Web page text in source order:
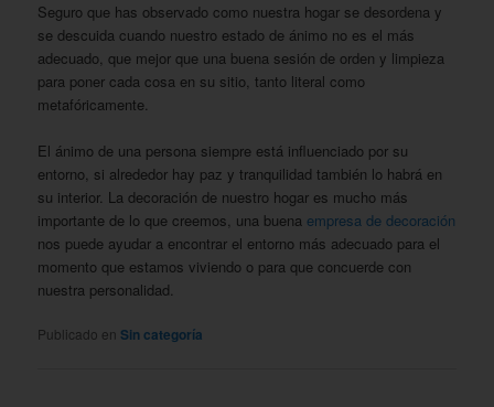
Seguro que has observado como nuestra hogar se desordena y
se descuida cuando nuestro estado de ánimo no es el más
adecuado, que mejor que una buena sesión de orden y limpieza
para poner cada cosa en su sitio, tanto literal como
metafóricamente.
El ánimo de una persona siempre está influenciado por su
entorno, si alrededor hay paz y tranquilidad también lo habrá en
su interior. La decoración de nuestro hogar es mucho más
importante de lo que creemos, una buena empresa de decoración
nos puede ayudar a encontrar el entorno más adecuado para el
momento que estamos viviendo o para que concuerde con
nuestra personalidad.
Publicado en Sin categoría